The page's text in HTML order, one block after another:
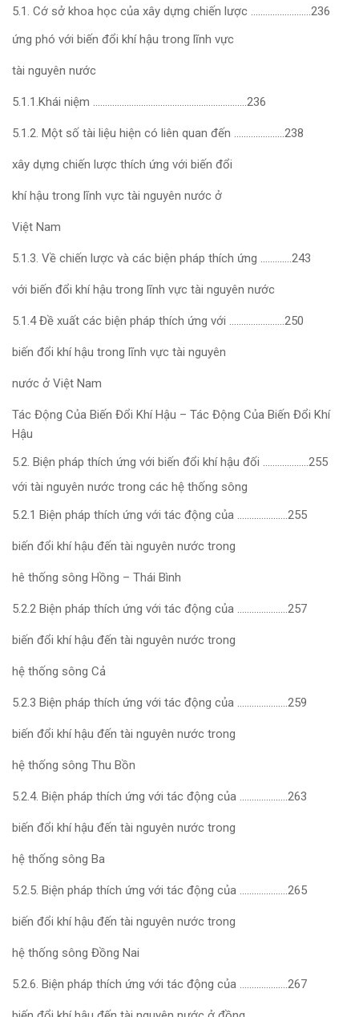
5.1. Cớ sở khoa học của xây dựng chiến lược …………………….236
ứng phó với biến đổi khí hậu trong lĩnh vực
tài nguyên nước
5.1.1.Khái niệm ……………………………………………………….236
5.1.2. Một số tài liệu hiện có liên quan đến …………………238
xây dựng chiến lược thích ứng với biến đổi
khí hậu trong lĩnh vực tài nguyên nước ở
Việt Nam
5.1.3. Về chiến lược và các biện pháp thích ứng ………….243
với biến đổi khí hậu trong lĩnh vực tài nguyên nước
5.1.4 Đề xuất các biện pháp thích ứng với …………………..250
biến đổi khí hậu trong lĩnh vực tài nguyên
nước ở Việt Nam
Tác Động Của Biến Đổi Khí Hậu – Tác Động Của Biến Đổi Khí
Hậu
5.2. Biện pháp thích ứng với biến đổi khí hậu đối ……………….255
với tài nguyên nước trong các hệ thống sông
5.2.1 Biện pháp thích ứng với tác động của …………………255
biến đổi khí hậu đến tài nguyên nước trong
hê thống sông Hồng – Thái Bình
5.2.2 Biện pháp thích ứng với tác động của …………………257
biến đổi khí hậu đến tài nguyên nước trong
hệ thống sông Cả
5.2.3 Biện pháp thích ứng với tác động của …………………259
biến đổi khí hậu đến tài nguyên nước trong
hệ thống sông Thu Bồn
5.2.4. Biện pháp thích ứng với tác động của ………………..263
biến đổi khí hậu đến tài nguyên nước trong
hệ thống sông Ba
5.2.5. Biện pháp thích ứng với tác động của ………………..265
biến đổi khí hậu đến tài nguyên nước trong
hệ thống sông Đồng Nai
5.2.6. Biện pháp thích ứng với tác động của ………………..267